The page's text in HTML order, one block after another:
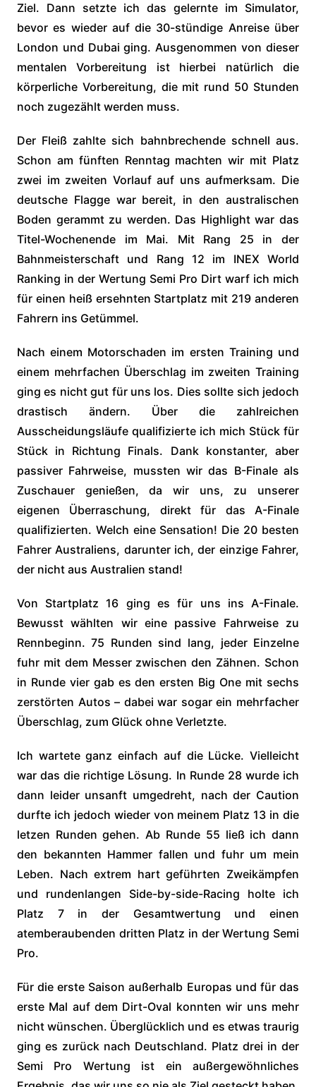
Ziel. Dann setzte ich das gelernte im Simulator,
bevor es wieder auf die 30-stündige Anreise über
London und Dubai ging. Ausgenommen von dieser
mentalen Vorbereitung ist hierbei natürlich die
körperliche Vorbereitung, die mit rund 50 Stunden
noch zugezählt werden muss.
Der Fleiß zahlte sich bahnbrechende schnell aus.
Schon am fünften Renntag machten wir mit Platz
zwei im zweiten Vorlauf auf uns aufmerksam. Die
deutsche Flagge war bereit, in den australischen
Boden gerammt zu werden. Das Highlight war das
Titel-Wochenende im Mai. Mit Rang 25 in der
Bahnmeisterschaft und Rang 12 im INEX World
Ranking in der Wertung Semi Pro Dirt warf ich mich
für einen heiß ersehnten Startplatz mit 219 anderen
Fahrern ins Getümmel.
Nach einem Motorschaden im ersten Training und
einem mehrfachen Überschlag im zweiten Training
ging es nicht gut für uns los. Dies sollte sich jedoch
drastisch ändern. Über die zahlreichen
Ausscheidungsläufe qualifizierte ich mich Stück für
Stück in Richtung Finals. Dank konstanter, aber
passiver Fahrweise, mussten wir das B-Finale als
Zuschauer genießen, da wir uns, zu unserer
eigenen Überraschung, direkt für das A-Finale
qualifizierten. Welch eine Sensation! Die 20 besten
Fahrer Australiens, darunter ich, der einzige Fahrer,
der nicht aus Australien stand!
Von Startplatz 16 ging es für uns ins A-Finale.
Bewusst wählten wir eine passive Fahrweise zu
Rennbeginn. 75 Runden sind lang, jeder Einzelne
fuhr mit dem Messer zwischen den Zähnen. Schon
in Runde vier gab es den ersten Big One mit sechs
zerstörten Autos – dabei war sogar ein mehrfacher
Überschlag, zum Glück ohne Verletzte.
Ich wartete ganz einfach auf die Lücke. Vielleicht
war das die richtige Lösung. In Runde 28 wurde ich
dann leider unsanft umgedreht, nach der Caution
durfte ich jedoch wieder von meinem Platz 13 in die
letzen Runden gehen. Ab Runde 55 ließ ich dann
den bekannten Hammer fallen und fuhr um mein
Leben. Nach extrem hart geführten Zweikämpfen
und rundenlangen Side-by-side-Racing holte ich
Platz 7 in der Gesamtwertung und einen
atemberaubenden dritten Platz in der Wertung Semi
Pro.
Für die erste Saison außerhalb Europas und für das
erste Mal auf dem Dirt-Oval konnten wir uns mehr
nicht wünschen. Überglücklich und es etwas traurig
ging es zurück nach Deutschland. Platz drei in der
Semi Pro Wertung ist ein außergewöhnliches